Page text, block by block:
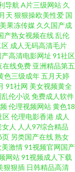
视频播放 欧美久久黄
韩 国语视频91在线播
丝www国产 天堂网91
线 亚洲日韩欧美成人
影院 成人导航福利在
网站 人妻男人天堂网
色图在线 日韩伦理视
导航 A片三级网站 久
天 狠狠操欧美性爱 国
果冻传媒 久久国产成
产熟女视频在线乱伦
区 成人无码高清毛片
产高清电影网址 91社区
在线免费 亚洲精品第五
色三级成年五月天婷
91社网 美女视频黄全
伦小说免费成人软件
伦理视频网站黄色18
区伦理电影香港 成人
人 人人97综合精品
页 另类国产在线熟女
激情91视频官网国产
网站91视频成人下载
狠狠插 日韩精品高清